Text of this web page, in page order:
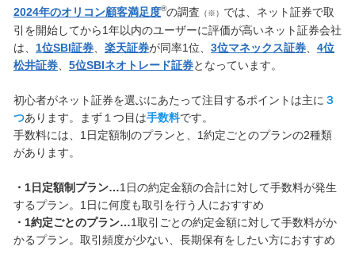
2024年のオリコン顧客満足度®の調査 （※） では、ネット証券で取
引を開始してから1年以内のユーザーに評価が高いネット証券会社
は、 1位SBI証券、 楽天証券が同率1位、 3位マネックス証券、 4位
松井証券、 5位SBIネオトレード証券となっています。
初心者がネット証券を選ぶにあたって注目するポイントは主に ３
つあります。まず１つ目は手数料です。
手数料には、1日定額制のプランと、1約定ごとのプランの2種類
があります。
・1日定額制プラン…1日の約定金額の合計に対して手数料が発生
するプラン。1日に何度も取引を行う人におすすめ
・1約定ごとのプラン…1取引ごとの約定金額に対して手数料がか
かるプラン。取引頻度が少ない、長期保有をしたい方におすすめ